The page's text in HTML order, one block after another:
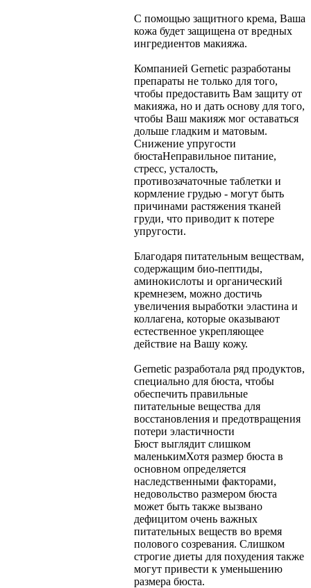
С помощью защитного крема, Ваша
кожа будет защищена от вредных
ингредиентов макияжа.
Компанией Gernetic разработаны
препараты не только для того,
чтобы предоставить Вам защиту от
макияжа, но и дать основу для того,
чтобы Ваш макияж мог оставаться
дольше гладким и матовым.
Снижение упругости
бюстаНеправильное питание,
стресс, усталость,
противозачаточные таблетки и
кормление грудью - могут быть
причинами растяжения тканей
груди, что приводит к потере
упругости.
Благодаря питательным веществам,
содержащим био-пептиды,
аминокислоты и органический
кремнезем, можно достичь
увеличения выработки эластина и
коллагена, которые оказывают
естественное укрепляющее
действие на Вашу кожу.
Gernetic разработала ряд продуктов,
специально для бюста, чтобы
обеспечить правильные
питательные вещества для
восстановления и предотвращения
потери эластичности
Бюст выглядит слишком
маленькимХотя размер бюста в
основном определяется
наследственными факторами,
недовольство размером бюста
может быть также вызвано
дефицитом очень важных
питательных веществ во время
полового созревания. Слишком
строгие диеты для похудения также
могут привести к уменьшению
размера бюста.